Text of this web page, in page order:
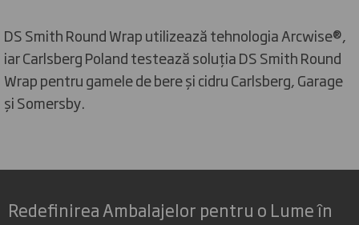
DS Smith Round Wrap utilizează tehnologia Arcwise®,
iar Carlsberg Poland testează soluția DS Smith Round
Wrap pentru gamele de bere și cidru Carlsberg, Garage
și Somersby.
Redefinirea Ambalajelor pentru o Lume în